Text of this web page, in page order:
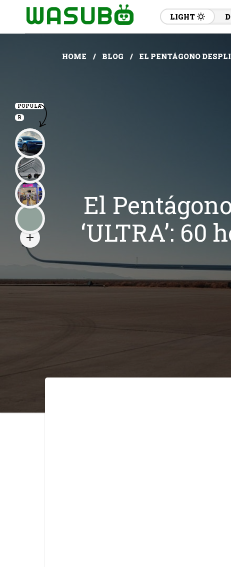
LIGHT
HOME BLOG EL PENTÁGONO
El
‘ULTRA’:
POPULA
R